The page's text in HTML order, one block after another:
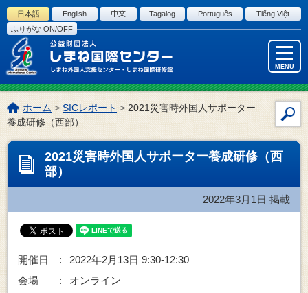
このページの本文へ
日本語 English 中文 Tagalog Português
Tiếng Việt
ふりがな ON/OFF
MENU
イ
索
こ
の
ペ
ホーム >SICレポート> 2021災害時外国人サポーター
養成研修（西部）
2021災害時外国人サポーター養成研修（西
部）
2022年3月1日 掲載
開催日 :
2022年2月13日 9:30-12:30
会場 :
オンライン